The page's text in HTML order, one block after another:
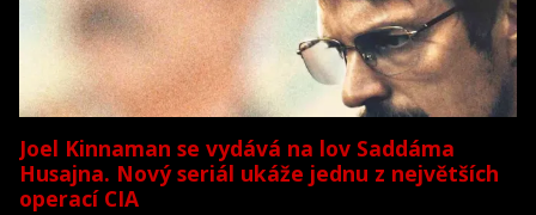
Joel Kinnaman se vydává na lov Saddáma
Husajna. Nový seriál ukáže jednu z největších
operací CIA